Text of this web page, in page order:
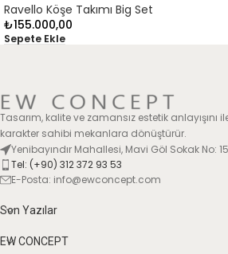
Ravello Köşe Takımı Big Set
₺155.000,00
Sepete Ekle
Tasarım, kalite ve zamansız estetik anlayışını
karakter sahibi mekanlara dönüştürür.
Yenibayındır Mahallesi, Mavi Göl Sokak No:
Tel: (+90) 312 372 93 53
E-Posta: info@ewconcept.com
Son Yazılar
EW CONCEPT